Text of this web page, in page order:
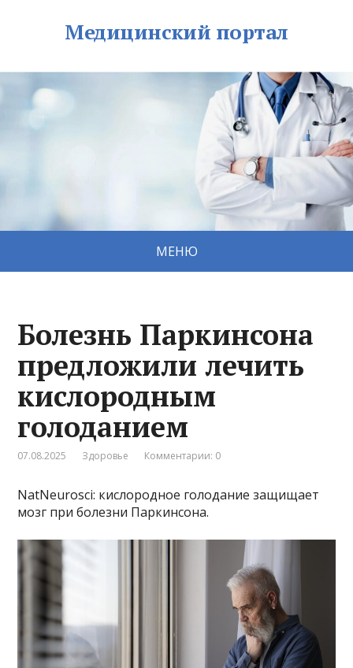
Медицинский портал
МЕНЮ
Болезнь Паркинсона
предложили лечить
кислородным
голоданием
07.08.2025 Здоровье Комментарии: 0
NatNeurosci: кислородное голодание защищает
мозг при болезни Паркинсона.